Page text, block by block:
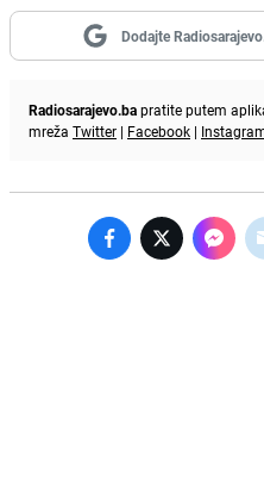
Dodajte
Radiosarajevo.bapratite putem
mreža Twitter | Facebook |